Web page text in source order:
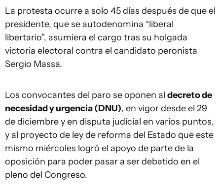
La protesta ocurre a solo 45 días después de que el
presidente, que se autodenomina “liberal
libertario”, asumiera el cargo tras su holgada
victoria electoral contra el candidato peronista
Sergio Massa.
Los convocantes del paro se oponen al decreto de
necesidad y urgencia (DNU), en vigor desde el 29
de diciembre y en disputa judicial en varios puntos,
y al proyecto de ley de reforma del Estado que este
mismo miércoles logró el apoyo de parte de la
oposición para poder pasar a ser debatido en el
pleno del Congreso.